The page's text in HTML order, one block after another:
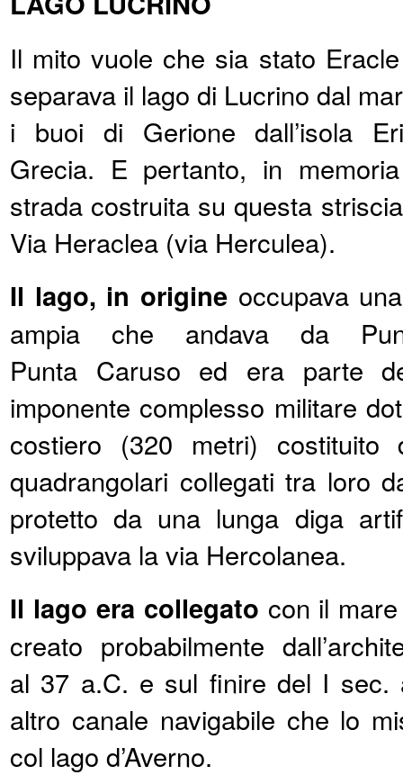
Il mito vuole che sia stato
separava il lago di Lucrino dal
i buoi di Gerione dall’isola
Grecia. E pertanto, in
strada costruita su questa
Via Heraclea (via Herculea).
Il lago, in origineoccupava
ampia che andava da
Punta Caruso ed era parte
imponente complesso militare
costiero (320 metri)
quadrangolari collegati tra loro
protetto da una lunga diga
sviluppava la via Hercolanea.
Il lago era collegato con il
creato probabilmente
al 37 a.C. e sul finire del I sec.
altro canale navigabile che lo
col lago d’Averno.